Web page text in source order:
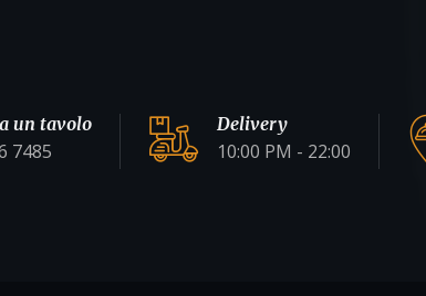
un tavolo
7485
Delivery
10:00 PM - 22:00